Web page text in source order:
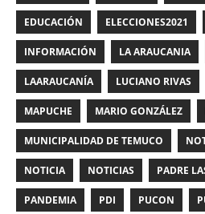
EDUCACIÓN ELECCIONES2021
INFORMACIÓN LA ARAUCANIA
LAARAUCANÍA LUCIANO RIVAS
MAPUCHE MARIO GONZÁLEZ
MUNICIPALIDAD DE TEMUCO
NOTICIA NOTICIAS PADRE
PANDEMIA PDI PUCON